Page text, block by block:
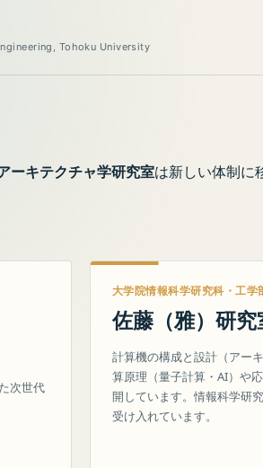
Tohoku University
ーキテクチャ学研究室は新しい体制に
次世代
大学院情報科学研究科・工学
佐藤（雅）研究
計算機の構成と設計（アー
算原理（量子計算・AI）や
開しています。情報科学研
受け入れています。